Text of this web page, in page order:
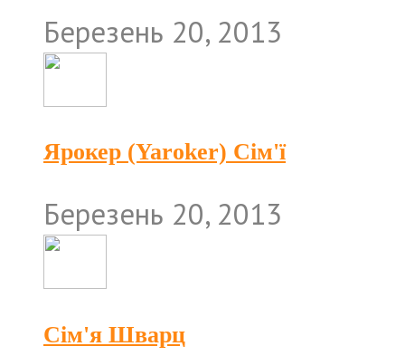
Березень 20, 2013
Ярокер (Yaroker) Сім'ї
Березень 20, 2013
Сім'я Шварц